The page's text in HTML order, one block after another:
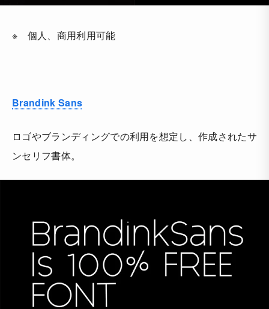
※ 個人、商用利用可能
Brandink Sans
ロゴやブランディングでの利用を想定し、作成されたサ
ンセリフ書体。